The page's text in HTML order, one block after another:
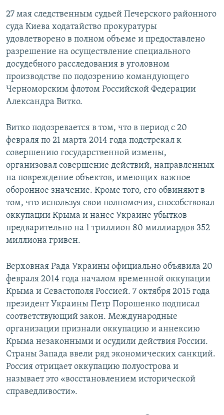
27 мая следственным судьей Печерского районного
суда Киева ходатайство прокуратуры
удовлетворено в полном объеме и предоставлено
разрешение на осуществление специального
досудебного расследования в уголовном
производстве по подозрению командующего
Черноморским флотом Российской Федерации
Александра Витко.
Витко подозревается в том, что в период с 20
февраля по 21 марта 2014 года подстрекал к
совершению государственной измены,
организовал совершение действий, направленных
на повреждение объектов, имеющих важное
оборонное значение. Кроме того, его обвиняют в
том, что используя свои полномочия, способствовал
оккупации Крыма и нанес Украине убытков
предварительно на 1 триллион 80 миллиардов 352
миллиона гривен.
Верховная Рада Украины официально объявила 20
февраля 2014 года началом временной оккупации
Крыма и Севастополя Россией. 7 октября 2015 года
президент Украины Петр Порошенко подписал
соответствующий закон. Международные
организации признали оккупацию и аннексию
Крыма незаконными и осудили действия России.
Страны Запада ввели ряд экономических санкций.
Россия отрицает оккупацию полуострова и
называет это «восстановлением исторической
справедливости».